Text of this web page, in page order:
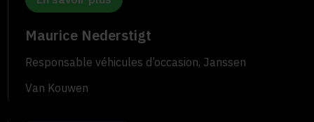
Maurice Nederstigt
Responsable véhicules d’occasion, Janssen
Van Kouwen